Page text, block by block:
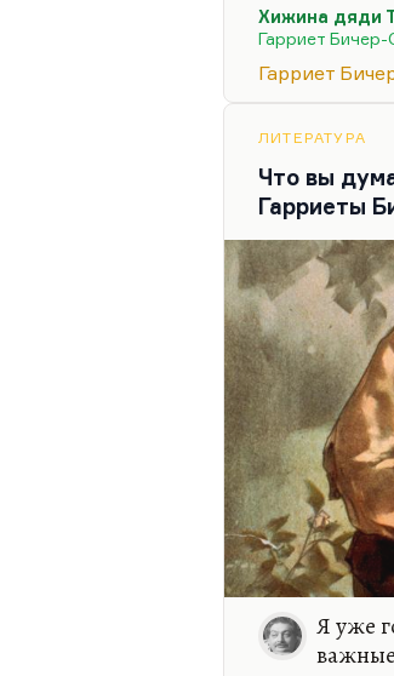
абсолютно
дяди
стали
Роль дяди
Хижина дяди
Гарриет Бичер-
Гарриет
ЛИТЕРАТУРА
Что вы
Гарриеты
Я уже